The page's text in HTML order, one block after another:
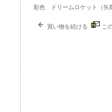
彩色 ドリームロケット（矢
買い物を続ける こ